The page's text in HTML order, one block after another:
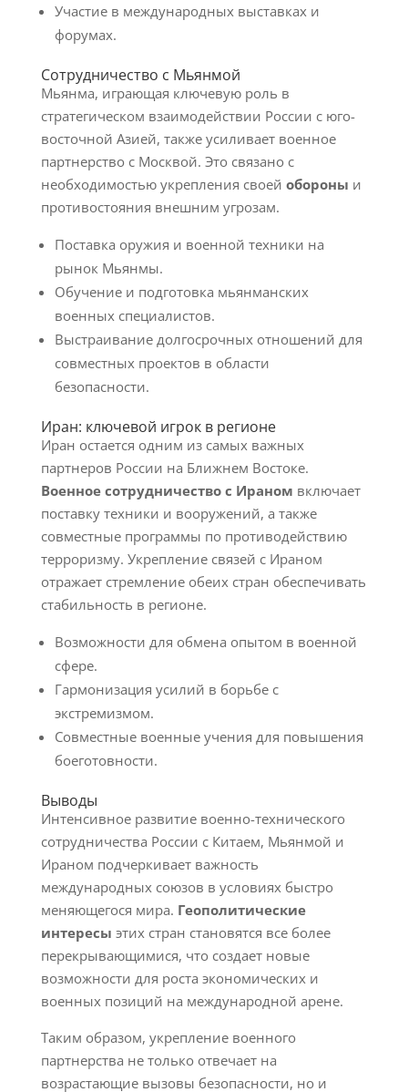
Участие в международных выставках и
форумах.
Сотрудничество с Мьянмой
Мьянма, играющая ключевую роль в
стратегическом взаимодействии России с юго-
восточной Азией, также усиливает военное
партнерство с Москвой. Это связано с
необходимостью укрепления своей обороны и
противостояния внешним угрозам.
Поставка оружия и военной техники на
рынок Мьянмы.
Обучение и подготовка мьянманских
военных специалистов.
Выстраивание долгосрочных отношений для
совместных проектов в области
безопасности.
Иран: ключевой игрок в регионе
Иран остается одним из самых важных
партнеров России на Ближнем Востоке.
Военное сотрудничество с Ираном включает
поставку техники и вооружений, а также
совместные программы по противодействию
терроризму. Укрепление связей с Ираном
отражает стремление обеих стран обеспечивать
стабильность в регионе.
Возможности для обмена опытом в военной
сфере.
Гармонизация усилий в борьбе с
экстремизмом.
Совместные военные учения для повышения
боеготовности.
Выводы
Интенсивное развитие военно-технического
сотрудничества России с Китаем, Мьянмой и
Ираном подчеркивает важность
международных союзов в условиях быстро
меняющегося мира. Геополитические
интересы этих стран становятся все более
перекрывающимися, что создает новые
возможности для роста экономических и
военных позиций на международной арене.
Таким образом, укрепление военного
партнерства не только отвечает на
возрастающие вызовы безопасности, но и